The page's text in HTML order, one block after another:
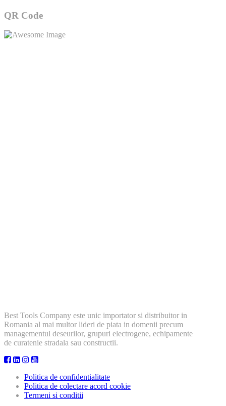
QR Code
Best Tools Company este unic importator si distribuitor in
Romania al mai multor lideri de piata in domenii precum
managementul deseurilor, grupuri electrogene, echipamente
de curatenie stradala sau constructii.
Politica de confidentialitate
Politica de colectare acord cookie
Termeni si conditii